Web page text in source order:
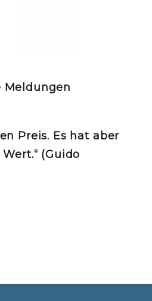
Meldungen
Preis. Es hat aber
(Guido